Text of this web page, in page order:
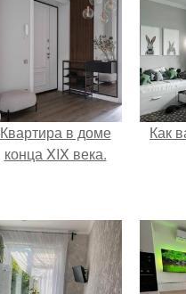
Квартира в доме
конца XIX века.
Как